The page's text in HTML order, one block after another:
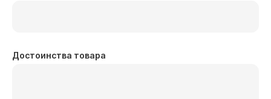
Достоинства товара